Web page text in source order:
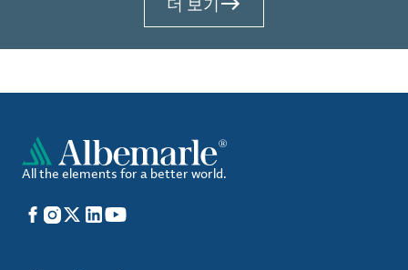
All the elements for a better world.
Facebook
Instagram
X LinkedIn
YouTube